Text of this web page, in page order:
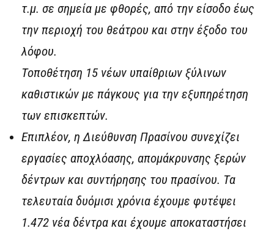
τ.μ. σε σημεία με φθορές, από την είσοδο έως
την περιοχή του θεάτρου και στην έξοδο του
λόφου.
Τοποθέτηση 15 νέων υπαίθριων ξύλινων
καθιστικών με πάγκους για την εξυπηρέτηση
των επισκεπτών.
Επιπλέον, η Διεύθυνση Πρασίνου συνεχίζει
εργασίες αποχλόασης, απομάκρυνσης ξερών
δέντρων και συντήρησης του πρασίνου. Τα
τελευταία δυόμισι χρόνια έχουμε φυτέψει
1.472 νέα δέντρα και έχουμε αποκαταστήσει